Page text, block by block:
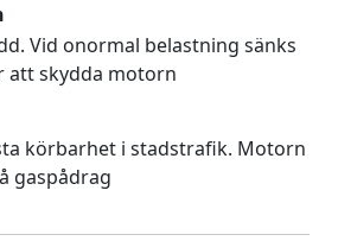
Vid onormal belastning sänks
att skydda motorn
körbarhet i stadstrafik. Motorn
gaspådrag